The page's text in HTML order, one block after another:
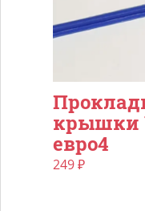
крышки
евро4
249₽